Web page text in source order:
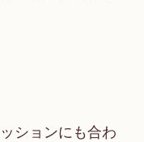
ションにも合わ